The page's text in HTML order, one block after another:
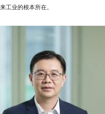
工业的根本所在。